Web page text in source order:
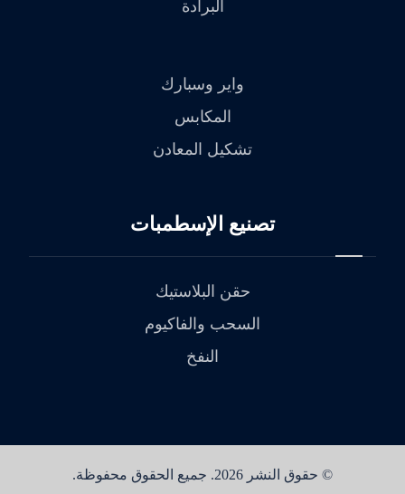
البرادة
واير وسبارك
المكابس
تشكيل المعادن
تصنيع الإسطمبات
حقن البلاستيك
السحب والفاكيوم
النفخ
© حقوق النشر 2026. جميع الحقوق محفوظة.